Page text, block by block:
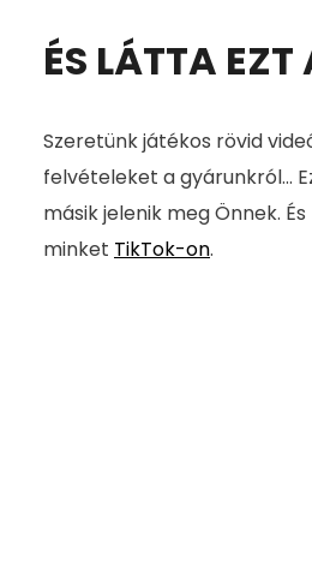
ÉS LÁTTA
Szeretünk játékos rövid
felvételeket a gyárunkról...
másik jelenik meg Önnek.
minket TikTok-on.